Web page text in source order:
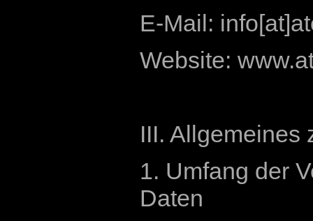
E-Mail:
Website:
III. Allgemeines
1. Umfang der
Daten